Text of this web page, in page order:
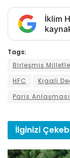
İklim
Tags:
Birleşmiş
HFC
Kigali
Paris Anlaşması
İlginizi